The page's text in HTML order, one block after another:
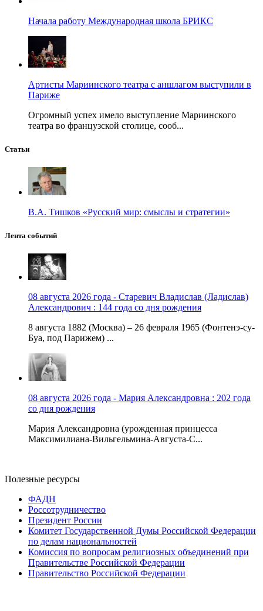
Начала работу Международная школа БРИКС
Артисты Мариинского театра с аншлагом выступили в
Париже
Огромный успех имело выступление Мариинского
театра во французской столице, сооб...
Статьи
В.А. Тишков «Русский мир: смыслы и стратегии»
Лента событий
08 августа 2026 года - Старевич Владислав (Ладислав)
Александрович : 144 года со дня рождения
8 августа 1882 (Москва) – 26 февраля 1965 (Фонтенэ-су-
Буа, под Парижем) ...
08 августа 2026 года - Мария Александровна : 202 года
со дня рождения
Мария Александровна (урожденная принцесса
Максимилиана-Вильгельмина-Августа-С...
Полезные ресурсы
ФАДН
Россотрудничество
Президент России
Комитет Государственной Думы Российской Федерации
по делам национальностей
Комиссия по вопросам религиозных объединений при
Правительстве Российской Федерации
Правительство Российской Федерации